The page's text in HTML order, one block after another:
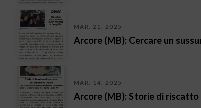
MAR. 21, 2025
Arcore (MB): Cercare un
MAR. 14, 2025
Arcore (MB): Storie di